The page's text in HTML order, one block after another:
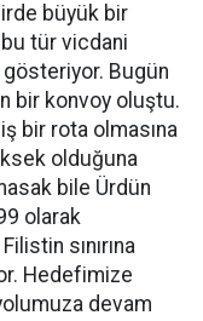
büyük bir
bu tür vicdani
gösteriyor. Bugün
bir konvoy oluştu.
bir rota olmasına
olduğuna
bile Ürdün
olarak
sınırına
Hedefimize
devam